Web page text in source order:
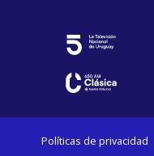
Políticas de privacidad